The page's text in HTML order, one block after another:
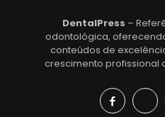
DentalPress –
odontológica,
conteúdos de
crescimento profissional